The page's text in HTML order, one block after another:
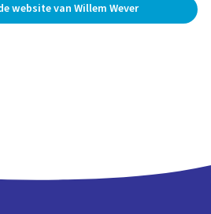
website van Willem Wever